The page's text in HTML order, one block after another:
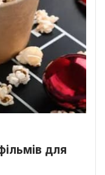
для